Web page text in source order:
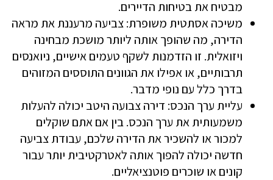
מבטיח את בטיחות הדיירים.
משיכה אסתטית משופרת: צביעה מרעננת את מראה
הדירה, מה שהופך אותה ליותר מושכת מבחינה
ויזואלית. זו הזדמנות לשקף טעמים אישיים, ניואנסים
תרבותיים, או אפילו את הגוונים התוססים המזוהים
בדרך כלל עם נופי מדבר.
עליית ערך הנכס: דירה צבועה היטב יכולה להעלות
משמעותית את ערך הנכס. בין אם אתם שוקלים
למכור או להשכיר את הדירה שלכם, עבודת צביעה
חדשה יכולה להפוך אותה לאטרקטיבית יותר עבור
קונים או שוכרים פוטנציאליים.